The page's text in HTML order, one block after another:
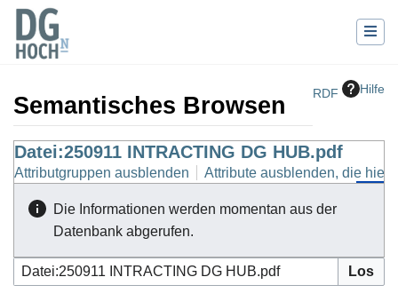
RDF Hilfe
Semantisches Browsen
Wechseln zu:Navigation,Suche
Datei:250911 INTRACTING DG HUB.pdf
Attributgruppen ausblenden Attribute ausblenden, die
Die Informationen werden momentan aus der
Datenbank abgerufen.